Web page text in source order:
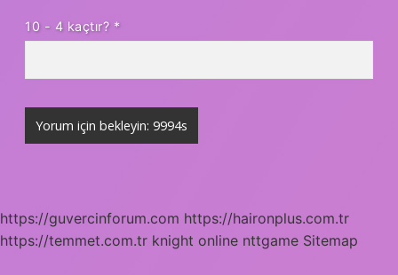
10 - 4 kaçtır? *
https://guvercinforum.com https://haironplus.com.tr
https://temmet.com.tr knight online nttgame Sitemap